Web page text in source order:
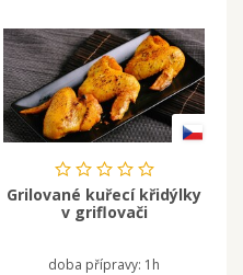
Grilované kuřecí křidýlky
v griflovači
doba přípravy: 1h